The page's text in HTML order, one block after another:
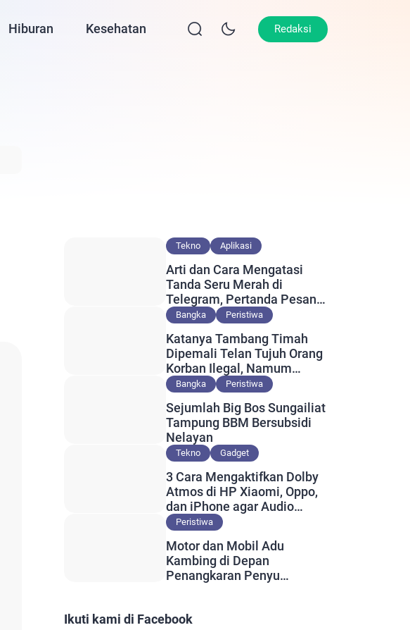
Hiburan Kesehatan Lifestyle Olahraga
Redaksi
Tekno Aplikasi
Arti dan Cara Mengatasi
Tanda Seru Merah di
Telegram, Pertanda Pesan
Gagal Terkirim?
Bangka Peristiwa
Katanya Tambang Timah
Dipemali Telan Tujuh Orang
Korban Ilegal, Namum
Muncul Slip Pembayaran
Bangka Peristiwa
Sejumlah Big Bos Sungailiat
Tampung BBM Bersubsidi
Nelayan
Tekno Gadget
3 Cara Mengaktifkan Dolby
Atmos di HP Xiaomi, Oppo,
dan iPhone agar Audio
Lebih Maksimal
Peristiwa
Motor dan Mobil Adu
Kambing di Depan
Penangkaran Penyu
Ikuti kami di Facebook